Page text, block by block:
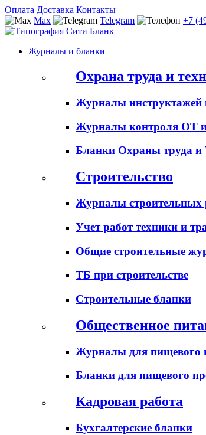
Оплата Доставка Контакты
Max
Telegram +7
Журналы и бланки
Охрана труда и
Журналы
Журналы контроля ОТ
Бланки Охраны труда и
Строительство
Журналы строительных
Учет работ техники и
Общие строительные
ТБ при строительстве
Строительные бланки
Общественное
Журналы для пищевого
Бланки для пищевого
Кадровая работа
Бухгалтерские бланки